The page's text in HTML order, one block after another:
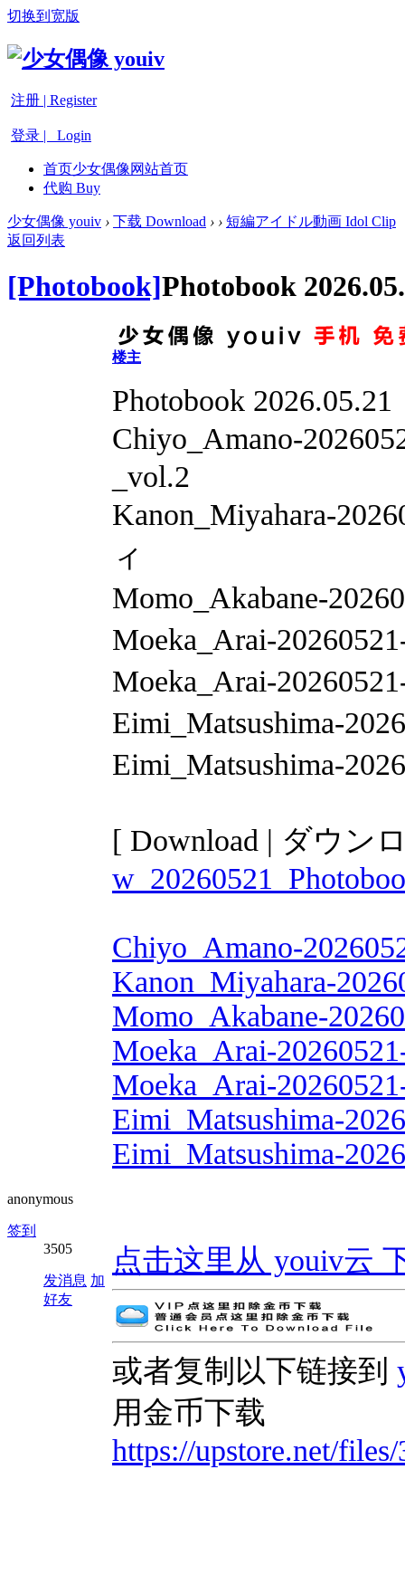
切换到宽版
注册 | Register
登录 | Login
首页少女偶像网站首页
代购 Buy
少女偶像 youiv › 下载 Download › › 短編アイドル動画 Idol Clip
返回列表
[Photobook]Photobook
anonymous
签到
3505
发消息 加
好友
楼主
Photobook 2026.05.21
Chiyo_Amano-
_vol.2
Kanon_Miyahara-
ィ
Momo_Akabane-
Moeka_Arai-
Moeka_Arai-
Eimi_Matsushima-
Eimi_Matsushima-
[ Download | ダウン
Chiyo_Amano-
Kanon_Miyahara-
Momo_Akabane-
Moeka_Arai-
Moeka_Arai-
Eimi_Matsushima-
Eimi_Matsushima-
点击这里从 youiv云
或者复制以下链接到
用金币下载
https://upstore.net/